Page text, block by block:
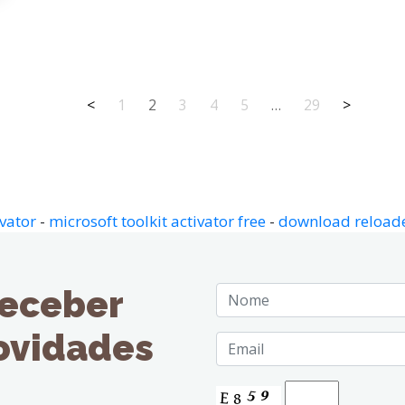
< 1 2 3 4 5 … 29 >
- microsoft toolkit activator free- download